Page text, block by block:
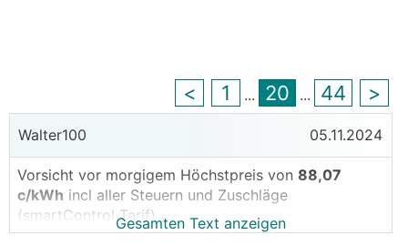
< 1 ... 20 ... 44 >
Walter100 05.11.2024
Vorsicht vor morgigem Höchstpreis von 88,07
c/kWh incl aller Steuern und Zuschläge
(smartControl Tarif)
mm
Gesamten Text anzeigen